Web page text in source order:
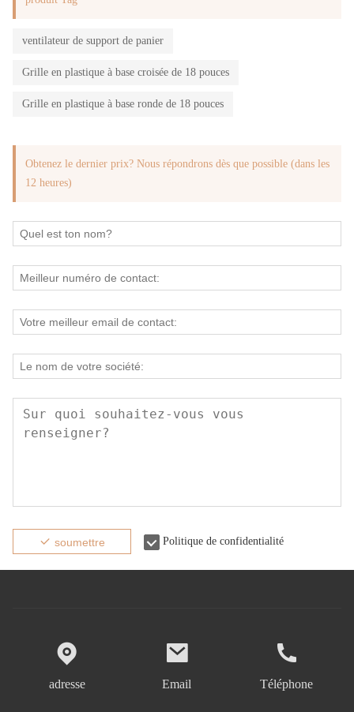
ventilateur de support de panier
Grille en plastique à base croisée de 18 pouces
Grille en plastique à base ronde de 18 pouces
Obtenez le dernier prix? Nous répondrons dès que possible (dans les
12 heures)
soumettre Politique de confidentialité
adresse Email Téléphone